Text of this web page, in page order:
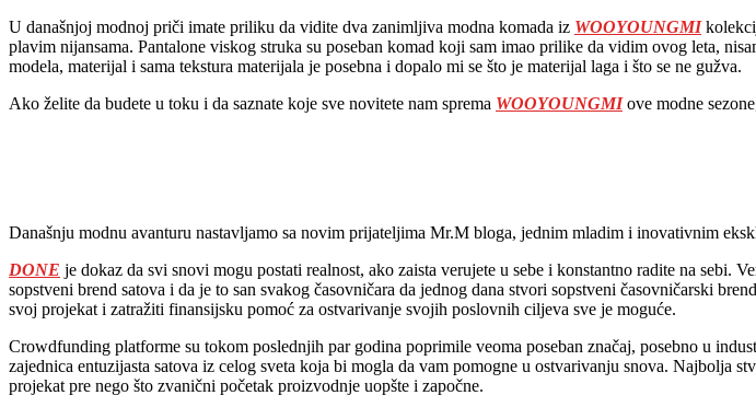
U današnjoj modnoj priči imate priliku da vidite dva zanimljiva modna komada iz WOOYOUNGMI
plavim nijansama. Pantalone viskog struka su poseban komad koji sam imao prilike da vidim ovog leta,
modela, materijal i sama tekstura materijala je posebna i dopalo mi se što je materijal laga i što se ne gužva.
Ako želite da budete u toku i da saznate koje sve novitete nam sprema WOOYOUNGMIove modne
Današnju modnu avanturu nastavljamo sa novim prijateljima Mr.M bloga, jednim mladim i inovativnim
DONE je dokaz da svi snovi mogu postati realnost, ako zaista verujete u sebe i konstantno radite na
sopstveni brend satova i da je to san svakog časovničara da jednog dana stvori sopstveni časovničarski
svoj projekat i zatražiti finansijsku pomoć za ostvarivanje svojih poslovnih ciljeva sve je moguće.
Crowdfunding platforme su tokom poslednjih par godina poprimile veoma poseban značaj, posebno u
zajednica entuzijasta satova iz celog sveta koja bi mogla da vam pomogne u ostvarivanju snova.
projekat pre nego što zvanični početak proizvodnje uopšte i započne.